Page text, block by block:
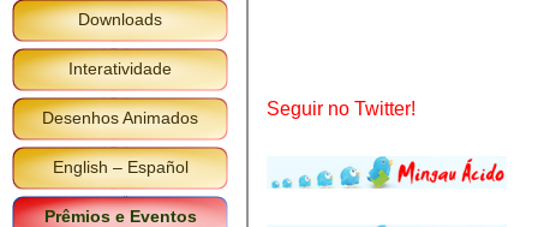
Downloads
Interatividade
Desenhos Animados
English – Español
Prêmios e Eventos
Seguir no Twitter!